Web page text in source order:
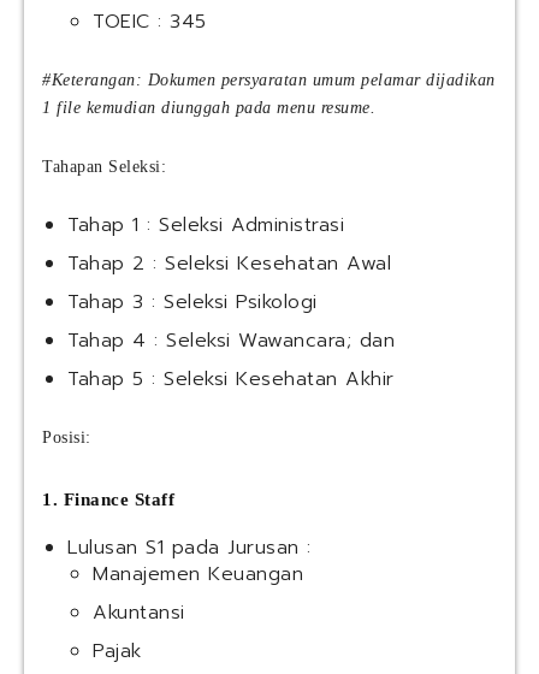
TOEIC : 345
#Keterangan: Dokumen persyaratan umum pelamar dijadikan
1 file kemudian diunggah pada menu resume.
Tahapan Seleksi:
Tahap 1 : Seleksi Administrasi
Tahap 2 : Seleksi Kesehatan Awal
Tahap 3 : Seleksi Psikologi
Tahap 4 : Seleksi Wawancara; dan
Tahap 5 : Seleksi Kesehatan Akhir
Posisi:
1. Finance Staff
Lulusan S1 pada Jurusan :
Manajemen Keuangan
Akuntansi
Pajak